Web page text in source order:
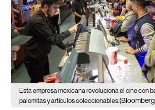
Esta empresa mexicana revoluciona el cine con
palomitas y artículos coleccionables.